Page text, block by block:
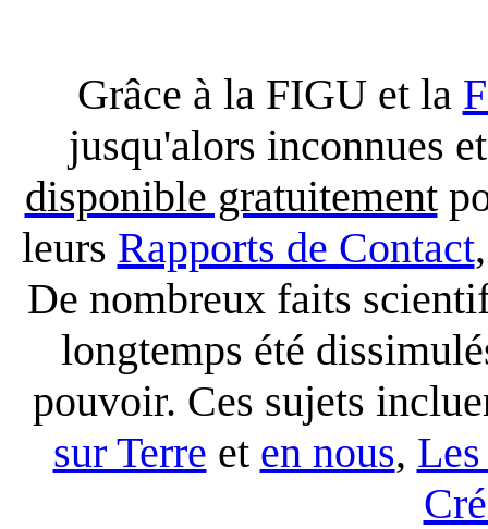
Grâce à la FIGU et la
jusqu'alors inconnues
disponible gratuitement
leurs Rapports de Contact
De nombreux faits
longtemps été
pouvoir. Ces sujets
sur Terre et en nous,